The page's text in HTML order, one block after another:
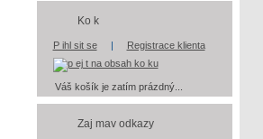
Ko k
P ihl sit se| Registrace klienta
Váš košík je zatím prázdný...
Zaj mav odkazy